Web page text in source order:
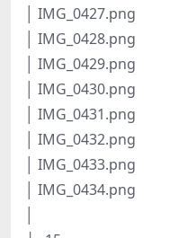
│ IMG_0427.png
│ IMG_0428.png
│ IMG_0429.png
│ IMG_0430.png
│ IMG_0431.png
│ IMG_0432.png
│ IMG_0433.png
│ IMG_0434.png